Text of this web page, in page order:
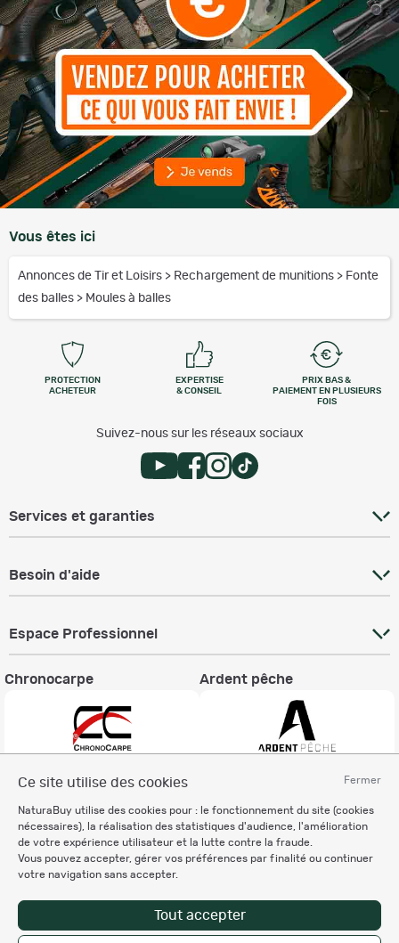
Fermer
Ce site utilise des cookies
NaturaBuy utilise des cookies pour : le fonctionnement du site (cookies
nécessaires), la réalisation des statistiques d'audience, l'amélioration
de votre expérience utilisateur et la lutte contre la fraude.
Vous pouvez accepter, gérer vos préférences par finalité ou continuer
votre navigation sans accepter.
Tout accepter
Vous êtes ici
Annonces de Tir et Loisirs > Rechargement de munitions > Fonte
des balles > Moules à balles
PROTECTION
ACHETEUR
EXPERTISE
& CONSEIL
PRIX BAS &
PAIEMENT EN PLUSIEURS
FOIS
Suivez-nous sur les réseaux sociaux
Services et garanties
Besoin d'aide
Espace Professionnel
Chronocarpe Ardent pêche
Charte éthique
Mentions légales
Règlement & Conditions d'utilisation
Politique de protection
des données personnelles
Personnalisation des cookies